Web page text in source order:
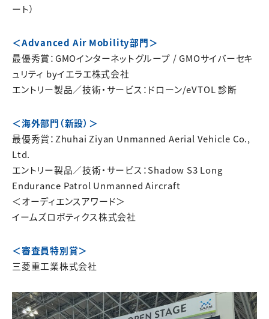
ート）
＜Advanced Air Mobility部門＞
最優秀賞：GMOインターネットグループ / GMOサイバーセキ
ュリティ byイエラエ株式会社
エントリー製品／技術・サービス：ドローン/eVTOL 診断
＜海外部門（新設）＞
最優秀賞：Zhuhai Ziyan Unmanned Aerial Vehicle Co.,
Ltd.
エントリー製品／技術・サービス：Shadow S3 Long
Endurance Patrol Unmanned Aircraft
＜オーディエンスアワード＞
イームズロボティクス株式会社
＜審査員特別賞＞
三菱重工業株式会社